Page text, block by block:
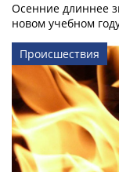
Осенние длиннее
новом учебном
Происшествия